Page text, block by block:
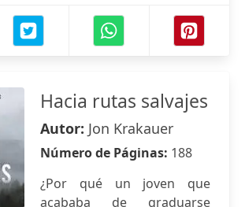
Hacia rutas salvajes
Autor: Jon Krakauer
Número de Páginas: 188
¿Por qué un joven que
acababa de graduarse